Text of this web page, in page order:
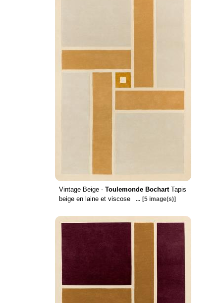
Vintage Beige - Toulemonde BochartTapis
beige en laine et viscose
... [5 image(s)]